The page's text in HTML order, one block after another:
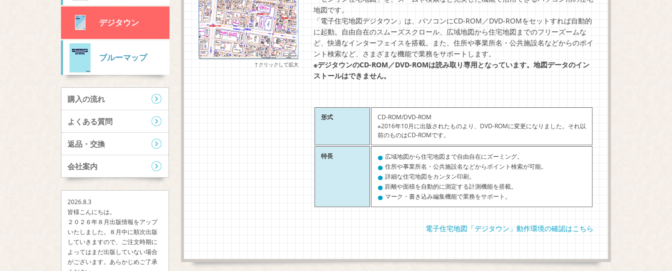
デジタウン
ブルーマップ
購入の流れ
よくある質問
返品・交換
会社案内
2026.8.3
皆様こんにちは。
２０２６年８月出版情報をアップ
いたしました。８月中に順次出版
していきますので、ご注文時期に
よってはまだ出版していない場合
がございます。あらかじめご了承
↑クリックして拡大
地図です。
「電子住宅地図デジタウン」は、パソコンにCD-ROM／DVD-ROMをセットすれば自動的
に起動。自由自在のスムーズスクロール、広域地図から住宅地図までのフリーズームな
ど、快適なインターフェイスを搭載。また、住所や事業所名・公共施設名などからのポイ
ント検索など、さまざまな機能で業務をサポートします。
※デジタウンのCD-ROM／DVD-ROMは読み取り専用となっています。地図データのイン
ストールはできません。
形式
CD-ROM/DVD-ROM
※2016年10月に出版されたものより、DVD-ROMに変更になりました。それ以
前のものはCD-ROMです。
特長 ● 広域地図から住宅地図まで自由自在にズーミング。
● 住所や事業所名・公共施設名などからポイント検索が可能。
● 詳細な住宅地図をカンタン印刷。
● 距離や面積を自動的に測定する計測機能を搭載。
● マーク・書き込み編集機能で業務をサポート。
電子住宅地図「デジタウン」動作環境の確認はこちら